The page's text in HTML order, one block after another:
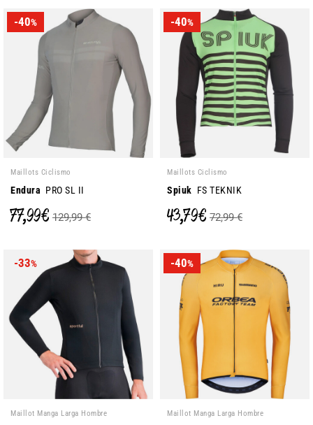
-40%
Maillots Ciclismo
Endura PRO SL II
77,99 € 129,99 €
-40%
Maillots Ciclismo
Spiuk FS TEKNIK
43,79 € 72,99 €
-33%
Maillot Manga Larga Hombre
-40%
Maillot Manga Larga Hombre